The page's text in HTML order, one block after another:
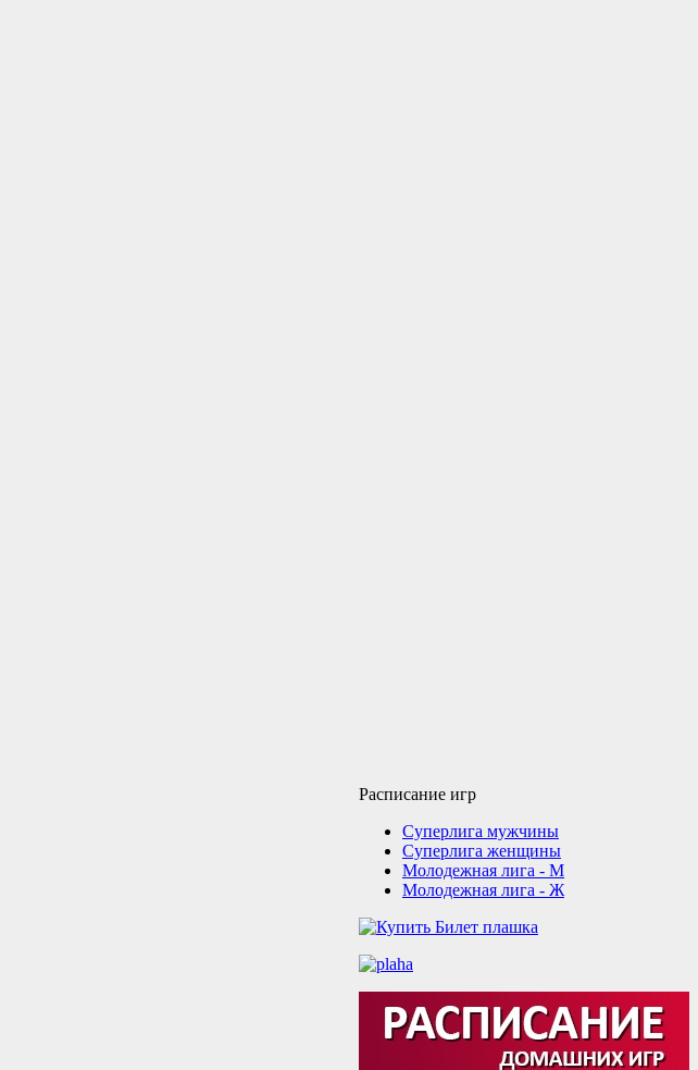
Расписание игр
Суперлига мужчины
Суперлига женщины
Молодежная лига - М
Молодежная лига - Ж